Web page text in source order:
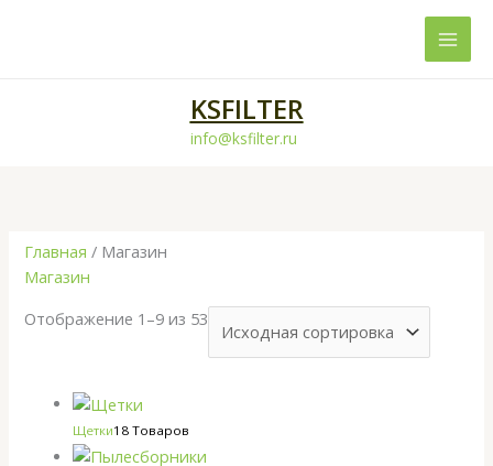
KSFILTER
info@ksfilter.ru
Главная / Магазин
Магазин
Отображение 1–9 из 53
Щетки18 Товаров